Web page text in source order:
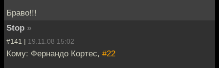
Браво!!!
Stop »
#141 | 19.11.08 15:02
Кому: Фернандо Кортес, #22